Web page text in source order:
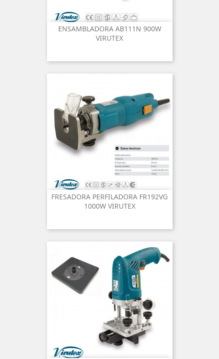
ENSAMBLADORA AB111N 900W
VIRUTEX
FRESADORA PERFILADORA FR192VG
1000W VIRUTEX